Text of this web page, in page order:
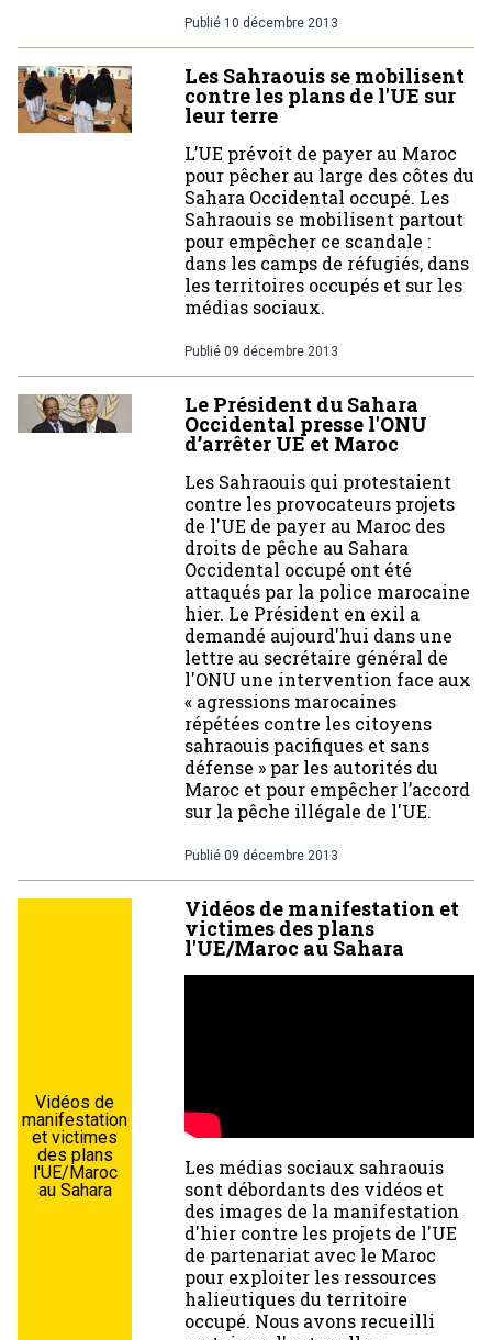
Publié 10 décembre 2013
Les Sahraouis se mobilisent
contre les plans de l'UE sur
leur terre
L’UE prévoit de payer au Maroc
pour pêcher au large des côtes du
Sahara Occidental occupé. Les
Sahraouis se mobilisent partout
pour empêcher ce scandale :
dans les camps de réfugiés, dans
les territoires occupés et sur les
médias sociaux.
Publié 09 décembre 2013
Le Président du Sahara
Occidental presse l'ONU
d’arrêter UE et Maroc
Les Sahraouis qui protestaient
contre les provocateurs projets
de l'UE de payer au Maroc des
droits de pêche au Sahara
Occidental occupé ont été
attaqués par la police marocaine
hier. Le Président en exil a
demandé aujourd'hui dans une
lettre au secrétaire général de
l'ONU une intervention face aux
« agressions marocaines
répétées contre les citoyens
sahraouis pacifiques et sans
défense » par les autorités du
Maroc et pour empêcher l’accord
sur la pêche illégale de l'UE.
Publié 09 décembre 2013
Vidéos de
manifestation
et victimes
des plans
l'UE/Maroc
au Sahara
Vidéos de manifestation et
victimes des plans
l'UE/Maroc au Sahara
Les médias sociaux sahraouis
sont débordants des vidéos et
des images de la manifestation
d'hier contre les projets de l'UE
de partenariat avec le Maroc
pour exploiter les ressources
halieutiques du territoire
occupé. Nous avons recueilli